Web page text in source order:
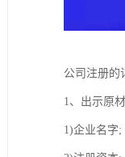
公司注册的
1、出示原
1)企业名字;